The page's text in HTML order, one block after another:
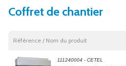
Coffret de chantier
Référence / Nom du produit
111240004 - CETEL